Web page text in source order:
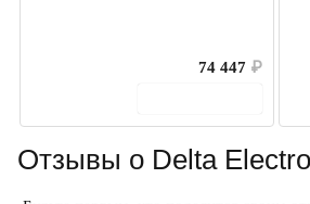
74 447 ₽
Отзывы о Delta